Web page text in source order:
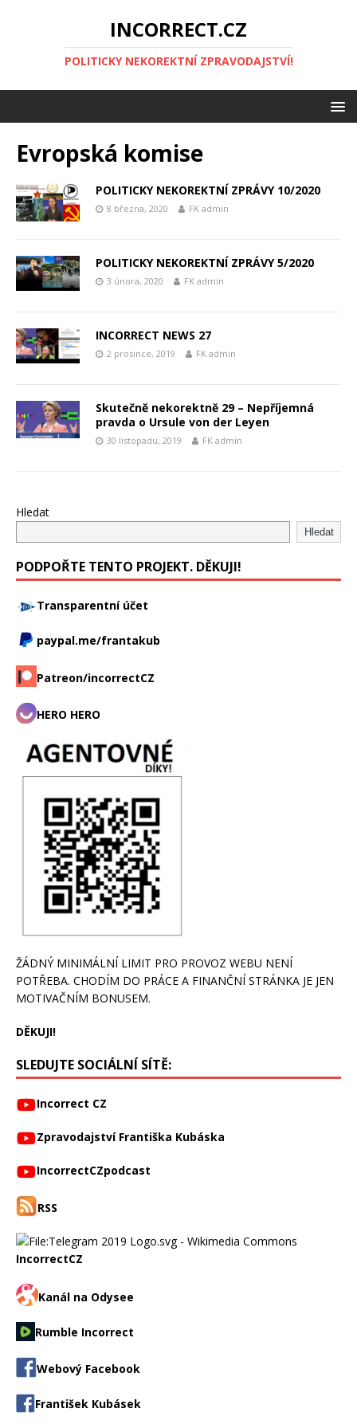
INCORRECT.CZ
POLITICKY NEKOREKTNÍ ZPRAVODAJSTVÍ!
Evropská komise
POLITICKY NEKOREKTNÍ ZPRÁVY 10/2020
8 března, 2020 FK admin
POLITICKY NEKOREKTNÍ ZPRÁVY 5/2020
3 února, 2020 FK admin
INCORRECT NEWS 27
2 prosince, 2019 FK admin
Skutečně nekorektně 29 – Nepříjemná
pravda o Ursule von der Leyen
30 listopadu, 2019 FK admin
Hledat
Hledat
PODPOŘTE TENTO PROJEKT. DĚKUJI!
Transparentní účet
paypal.me/frantakub
Patreon/incorrectCZ
HERO HERO
ŽÁDNÝ MINIMÁLNÍ LIMIT PRO PROVOZ WEBU NENÍ
POTŘEBA. CHODÍM DO PRÁCE A FINANČNÍ STRÁNKA JE JEN
MOTIVAČNÍM BONUSEM.
DĚKUJI!
SLEDUJTE SOCIÁLNÍ SÍTĚ:
Incorrect CZ
Zpravodajství Františka Kubáska
IncorrectCZpodcast
RSS
IncorrectCZ
Kanál na Odysee
Rumble Incorrect
Webový Facebook
František Kubásek